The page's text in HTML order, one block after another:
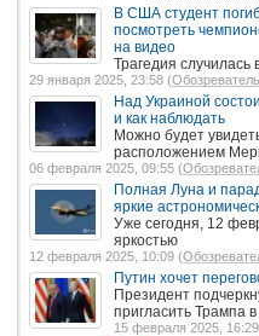
В США студент
посмотреть
на видео
Трагедия случилась
29 января 2025, 23:58 (Обозреватель
Над Украиной
и как наблюдать
Можно будет
расположением
06 февраля 2025, 09:55 (
Полная Луна и
яркие
Уже сегодня, 12
яркостью
12 февраля 2025, 10:09 (
Путин хочет
Президент
пригласить Трампа
15 февраля 2025,